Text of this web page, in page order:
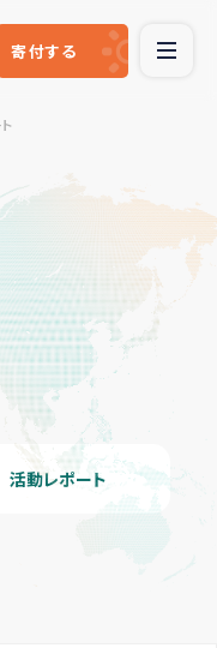
寄付する
活動レポート